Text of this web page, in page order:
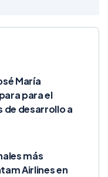
María
para el
de desarrollo a
más
Airlines en